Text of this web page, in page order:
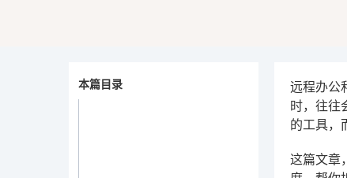
本篇目录
远程办公
时，往往
的工具，
这篇文章